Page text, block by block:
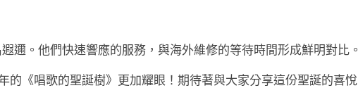
邇。他們快速響應的服務，與海外維修的等待時間形成鮮明對比。
的《唱歌的聖誕樹》更加耀眼！期待著與大家分享這份聖誕的喜悅